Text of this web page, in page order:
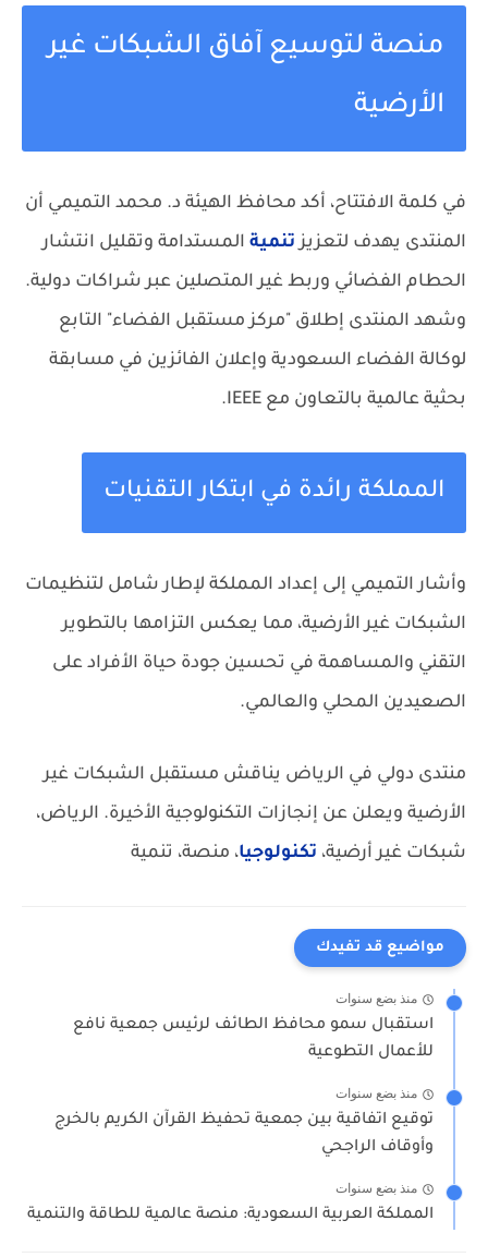
منصة لتوسيع آفاق الشبكات غير
الأرضية
في كلمة الافتتاح، أكد محافظ الهيئة د. محمد التميمي أن
المنتدى يهدف لتعزيزتنمية المستدامة وتقليل انتشار
الحطام الفضائي وربط غير المتصلين عبر شراكات دولية.
وشهد المنتدى إطلاق "مركز مستقبل الفضاء" التابع
لوكالة الفضاء السعودية وإعلان الفائزين في مسابقة
بحثية عالمية بالتعاون مع IEEE.
المملكة رائدة في ابتكار التقنيات
وأشار التميمي إلى إعداد المملكة لإطار شامل لتنظيمات
الشبكات غير الأرضية، مما يعكس التزامها بالتطوير
التقني والمساهمة في تحسين جودة حياة الأفراد على
الصعيدين المحلي والعالمي.
منتدى دولي في الرياض يناقش مستقبل الشبكات غير
الأرضية ويعلن عن إنجازات التكنولوجية الأخيرة. الرياض،
شبكات غير أرضية، تكنولوجيا، منصة، تنمية
مواضيع قد تفيدك
منذ بضع سنوات
استقبال سمو محافظ الطائف لرئيس جمعية نافع
للأعمال التطوعية
منذ بضع سنوات
توقيع اتفاقية بين جمعية تحفيظ القرآن الكريم بالخرج
وأوقاف الراجحي
منذ بضع سنوات
المملكة العربية السعودية: منصة عالمية للطاقة والتنمية